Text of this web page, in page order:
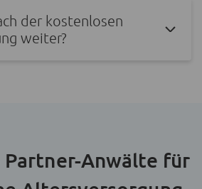
der kostenlosen
weiter?
Partner-Anwälte für